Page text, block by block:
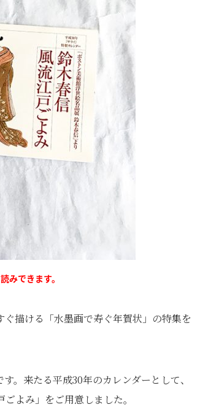
できます。
描ける「水墨画で寿ぐ年賀状」の特集を
。来たる平成30年のカレンダーとして、
よみ」をご用意しました。